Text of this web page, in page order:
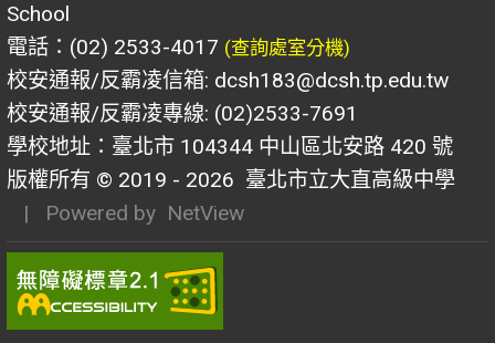
School
電話：(02) 2533-4017 (查詢處室分機)
校安通報/反霸凌信箱: dcsh183@dcsh.tp.edu.tw
校安通報/反霸凌專線: (02)2533-7691
學校地址：臺北市 104344 中山區北安路 420 號
版權所有 © 2019 - 2026 臺北市立大直高級中學
| Powered by NetView